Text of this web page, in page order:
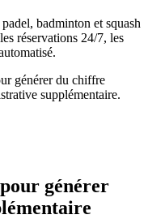
badminton et squash
réservations 24/7, les
générer du chiffre
supplémentaire.
générer